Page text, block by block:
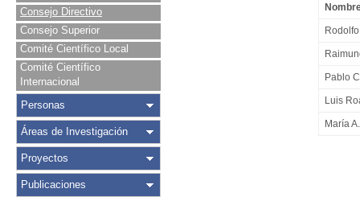
Consejo Directivo
Consejo Superior
Comité Científico Local
Comité Científico
Internacional
Personas
Áreas de Investigación
Proyectos
Publicaciones
Pablo
Luis
María